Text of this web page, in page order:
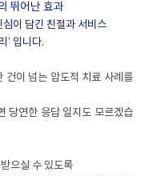
뛰어난 효과
심이 담긴 친절과 서비스
’ 입니다.
건이 넘는 압도적 치료 사례를
당연한 응답 일지도 모르겠습
으실 수 있도록